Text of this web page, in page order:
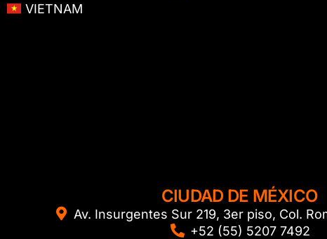
VIETNAM
CIUDAD DE MÉXICO
Av. Insurgentes Sur 219, 3er piso, Col.
+52 (55) 5207 7492